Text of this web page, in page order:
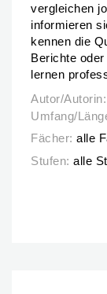
vergleichen
informieren
kennen die
Berichte
lernen
Autor/Autorin:
Autor/Autorin:
Umfang/
Fächer: alle
Stufen: alle